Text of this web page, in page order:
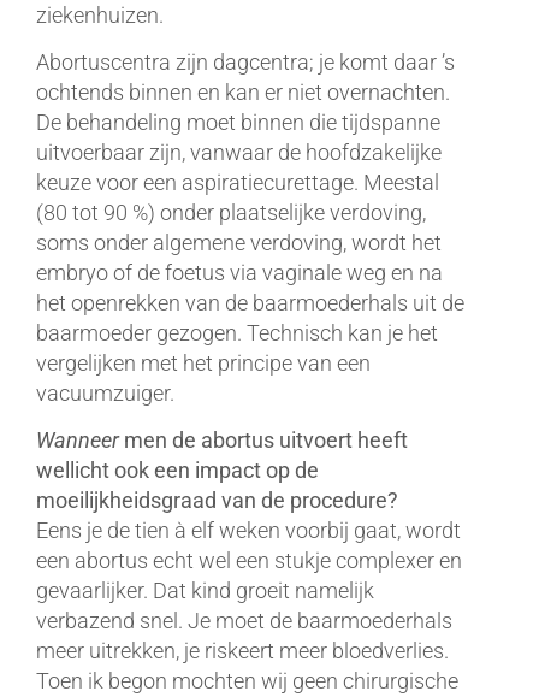
ziekenhuizen.
Abortuscentra zijn dagcentra; je komt daar ’s
ochtends binnen en kan er niet overnachten.
De behandeling moet binnen die tijdspanne
uitvoerbaar zijn, vanwaar de hoofdzakelijke
keuze voor een aspiratiecurettage. Meestal
(80 tot 90 %) onder plaatselijke verdoving,
soms onder algemene verdoving, wordt het
embryo of de foetus via vaginale weg en na
het openrekken van de baarmoederhals uit de
baarmoeder gezogen. Technisch kan je het
vergelijken met het principe van een
vacuumzuiger.
Wanneermen de abortus uitvoert heeft
wellicht ook een impact op de
moeilijkheidsgraad van de procedure?
Eens je de tien à elf weken voorbij gaat, wordt
een abortus echt wel een stukje complexer en
gevaarlijker. Dat kind groeit namelijk
verbazend snel. Je moet de baarmoederhals
meer uitrekken, je riskeert meer bloedverlies.
Toen ik begon mochten wij geen chirurgische